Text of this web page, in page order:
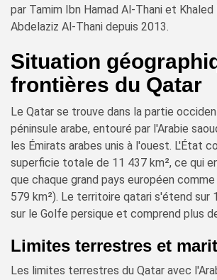
par Tamim Ibn Hamad Al-Thani et Khaled
Abdelaziz Al-Thani depuis 2013.
Situation
frontières du Qatar
Le Qatar se trouve dans la partie
péninsule arabe, entouré par l'Arabie
les Émirats arabes unis à l'ouest. L'État
superficie totale de 11 437 km², ce qui
que chaque grand pays européen
579 km²). Le territoire qatari s'étend sur
sur le Golfe persique et comprend plus
Limites terrestres et
Les limites terrestres du Qatar avec